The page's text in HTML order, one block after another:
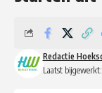
Laatst
Redactie